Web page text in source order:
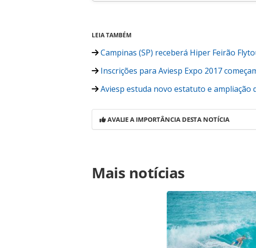
LEIA TAMBÉM
Campinas (SP) receberá Hiper Feirão
Inscrições para Aviesp Expo 2017
Aviesp estuda novo estatuto e ampliação
AVALIE A IMPORTÂNCIA DESTA NOTÍCIA
https://www.panrotas.com.br/viagens-
ira-vender-naming-rights-saiba-
página. Todo o conteúdo produzido pela
brasileira sobre direito autoral. Não
PANROTAS Editora
Mais notícias